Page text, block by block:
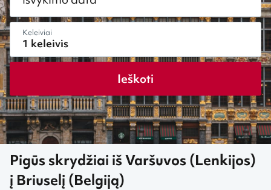
Keleiviai
Ieškoti
Pigūs skrydžiai iš Varšuvos (Lenkijos)
į Briuselį (Belgiją)